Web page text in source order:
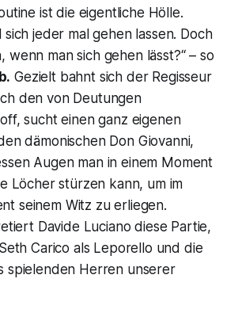
ist die eigentliche Hölle.
jeder mal gehen lassen. Doch
wenn man sich gehen lässt?“ – so
Gezielt bahnt sich der Regisseur
den von Deutungen
sucht einen ganz eigenen
dämonischen Don Giovanni,
Augen man in einem Moment
Löcher stürzen kann, um im
seinem Witz zu erliegen.
Davide Luciano diese Partie,
Carico als Leporello und die
spielenden Herren unserer